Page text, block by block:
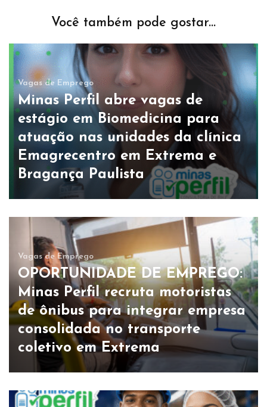
Você também pode gostar...
Vagas de Emprego
Minas Perfil abre vagas de
estágio em Biomedicina para
atuação nas unidades da clínica
Emagrecentro em Extrema e
Bragança Paulista
Vagas de Emprego
OPORTUNIDADE DE EMPREGO:
Minas Perfil recruta motoristas
de ônibus para integrar empresa
consolidada no transporte
coletivo em Extrema